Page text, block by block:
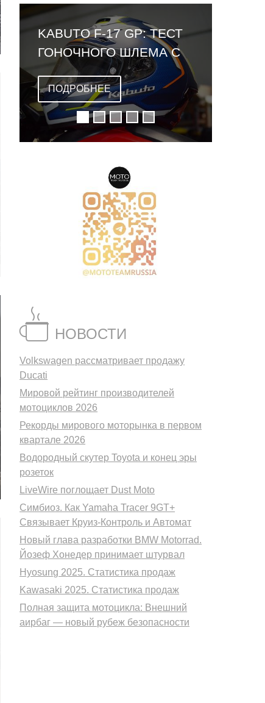
ОБЗОР LEATT CARDO
VENTURE 2026:
ПЕРВЫЙ ШЛЕМ СО
ВСТРОЕННОЙ
ГАРНИТУРОЙ
ПОДРОБНЕЕ
НОВОСТИ
Volkswagen рассматривает продажу
Ducati
Мировой рейтинг производителей
мотоциклов 2026
Рекорды мирового моторынка в первом
квартале 2026
Водородный скутер Toyota и конец эры
розеток
LiveWire поглощает Dust Moto
Симбиоз. Как Yamaha Tracer 9GT+
Связывает Круиз-Контроль и Автомат
Новый глава разработки BMW Motorrad.
Йозеф Хонедер принимает штурвал
Hyosung 2025. Статистика продаж
Kawasaki 2025. Статистика продаж
Полная защита мотоцикла: Внешний
аирбаг — новый рубеж безопасности